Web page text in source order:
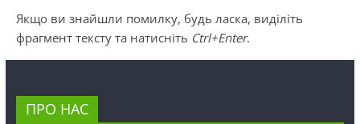
Якщо ви знайшли помилку, будь ласка, виділіть
фрагмент тексту та натисніть Ctrl+Enter.
ПРО НАС